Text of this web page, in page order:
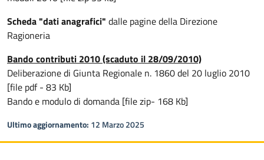
Scheda "dati anagrafici" dalle pagine della Direzione
Ragioneria
Bando contributi 2010 (scaduto il 28/09/2010)
Deliberazione di Giunta Regionale n. 1860 del 20 luglio 2010
[file pdf - 83 Kb]
Bando e modulo di domanda [file zip- 168 Kb]
Ultimo aggiornamento: 12 Marzo 2025